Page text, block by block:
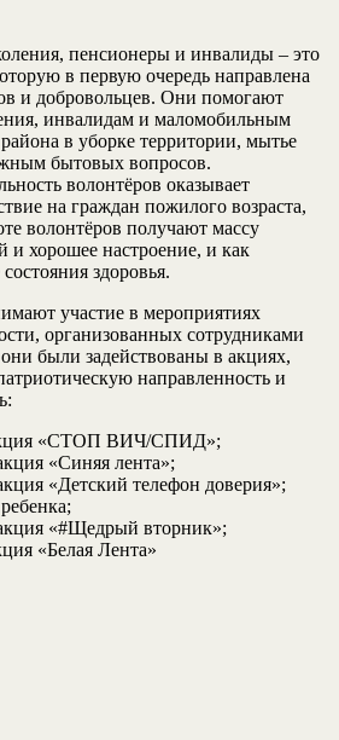
пенсионеры и инвалиды – это
в первую очередь направлена
и добровольцев. Они помогают
инвалидам и маломобильным
в уборке территории, мытье
бытовых вопросов.
волонтёров оказывает
на граждан пожилого возраста,
волонтёров получают массу
хорошее настроение, и как
здоровья.
участие в мероприятиях
организованных сотрудниками
были задействованы в акциях,
направленность и
«СТОП ВИЧ/СПИД»;
«Синяя лента»;
«Детский телефон доверия»;
«#Щедрый вторник»;
«Белая Лента»